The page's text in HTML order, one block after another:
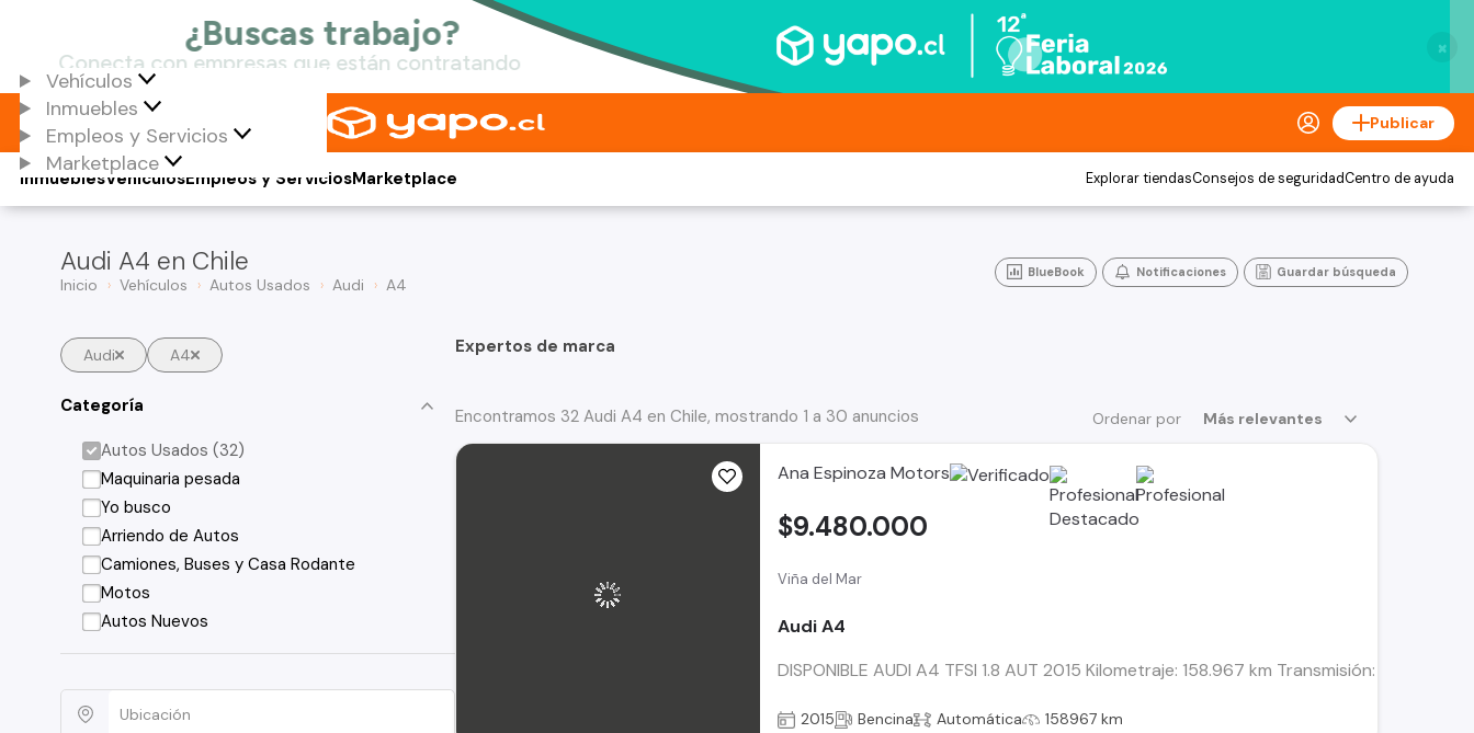
×
Vehículos
Inmuebles
Empleos y Servicios
Marketplace
Publicar
Vehículos
Inmuebles Empleos y ServiciosMarketplace Explorar tiendasConsejos de seguridadCentro de ayuda
Audi A4 en Chile
Inicio Vehículos Autos Usados Audi A4
BlueBook Notificaciones Guardar búsqueda
Audi A4
Categoría
Autos Usados (32)
Maquinaria pesada
Yo busco
Arriendo de Autos
Camiones, Buses y Casa Rodante
Motos
Autos Nuevos
Expertos de marca
Ordenar por Más relevantes
Encontramos 32 Audi A4 en Chile, mostrando 1 a 30 anuncios
Ana Espinoza Motors
Viña del Mar
Audi A4
DISPONIBLE AUDI A4 TFSI 1.8 AUT 2015 Kilometraje: 158.967 km Transmisión:
$9.480.000
2015 Bencina Automática 158967 km